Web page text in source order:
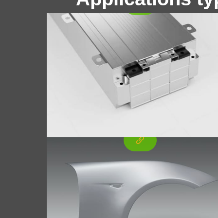
Feuille d'aluminium pour garde-
automobile
Ailes automobiles (également appelés
panneaux de feuilles ou garde-boue) sont
une partie importante de l’extérieur du
véhicule. Leur fonction principale est de
recouvrir les roues et de protéger la
carrosserie du véhicule des projections de